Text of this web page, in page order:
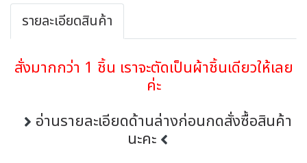
รายละเอียดสินค้า
สั่งมากกว่า 1 ชิ้น เราจะตัดเป็นผ้าชิ้นเดียวให้เลย
ค่ะ
อ่านรายละเอียดด้านล่างก่อนกดสั่งซื้อสินค้า
นะคะ